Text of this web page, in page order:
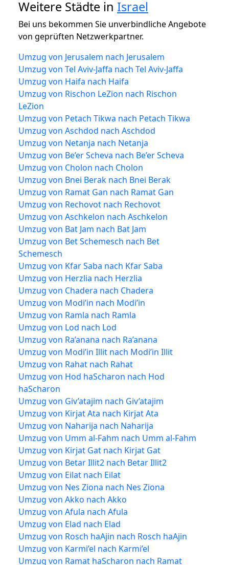
Weitere Städte in Israel
Bei uns bekommen Sie unverbindliche Angebote
von geprüften Netzwerkpartner.
Umzug von Jerusalem nach Jerusalem
Umzug von Tel Aviv-Jaffa nach Tel Aviv-Jaffa
Umzug von Haifa nach Haifa
Umzug von Rischon LeZion nach Rischon
LeZion
Umzug von Petach Tikwa nach Petach Tikwa
Umzug von Aschdod nach Aschdod
Umzug von Netanja nach Netanja
Umzug von Be’er Scheva nach Be’er Scheva
Umzug von Cholon nach Cholon
Umzug von Bnei Berak nach Bnei Berak
Umzug von Ramat Gan nach Ramat Gan
Umzug von Rechovot nach Rechovot
Umzug von Aschkelon nach Aschkelon
Umzug von Bat Jam nach Bat Jam
Umzug von Bet Schemesch nach Bet
Schemesch
Umzug von Kfar Saba nach Kfar Saba
Umzug von Herzlia nach Herzlia
Umzug von Chadera nach Chadera
Umzug von Modi’in nach Modi’in
Umzug von Ramla nach Ramla
Umzug von Lod nach Lod
Umzug von Ra’anana nach Ra’anana
Umzug von Modi’in Illit nach Modi’in Illit
Umzug von Rahat nach Rahat
Umzug von Hod haScharon nach Hod
haScharon
Umzug von Giv’atajim nach Giv’atajim
Umzug von Kirjat Ata nach Kirjat Ata
Umzug von Naharija nach Naharija
Umzug von Umm al-Fahm nach Umm al-Fahm
Umzug von Kirjat Gat nach Kirjat Gat
Umzug von Betar Illit2 nach Betar Illit2
Umzug von Eilat nach Eilat
Umzug von Nes Ziona nach Nes Ziona
Umzug von Akko nach Akko
Umzug von Afula nach Afula
Umzug von Elad nach Elad
Umzug von Rosch haAjin nach Rosch haAjin
Umzug von Karmi’el nach Karmi’el
Umzug von Ramat haScharon nach Ramat